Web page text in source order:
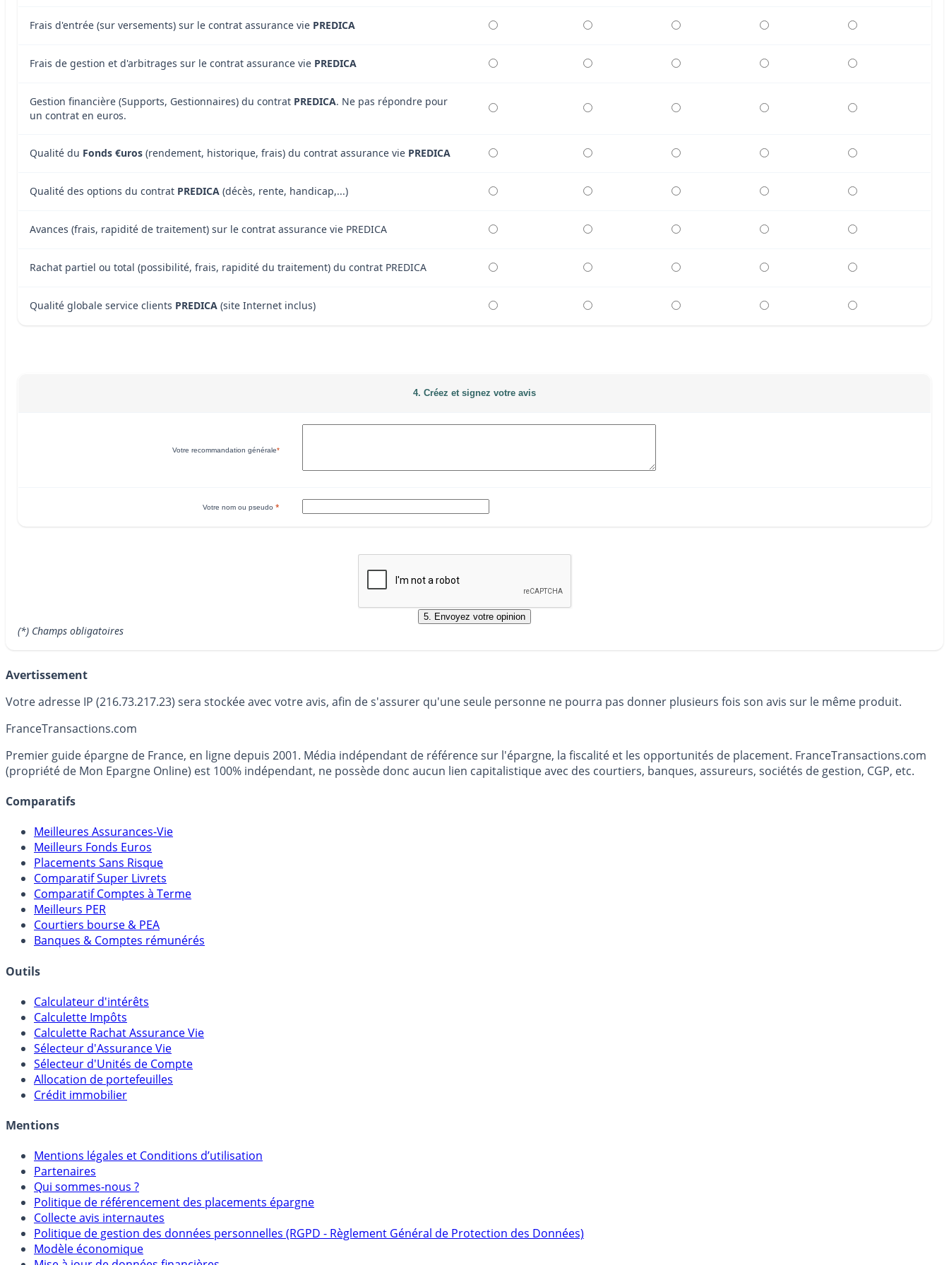
Frais d'entrée (sur versements) sur le contrat assurance vie PREDICA
Frais de gestion et d'arbitrages sur le contrat assurance vie PREDICA
Gestion financière (Supports, Gestionnaires) du contrat PREDICA. Ne pas répondre pour
un contrat en euros.
Qualité du Fonds €uros (rendement, historique, frais) du contrat assurance vie PREDICA
Qualité des options du contrat PREDICA (décès, rente, handicap,...)
Avances (frais, rapidité de traitement) sur le contrat assurance vie PREDICA
Rachat partiel ou total (possibilité, frais, rapidité du traitement) du contrat PREDICA
Qualité globale service clients PREDICA (site Internet inclus)
4. Créez et signez votre avis
Votre recommandation générale*
Votre nom ou pseudo *
(*) Champs obligatoires
Avertissement
Votre adresse IP (216.73.217.23) sera stockée avec votre avis, afin de s'assurer qu'une seule personne ne pourra pas donner plusieurs fois son avis sur le même produit.
FranceTransactions.com
Premier guide épargne de France, en ligne depuis 2001. Média indépendant de référence sur l'épargne, la fiscalité et les opportunités de placement. FranceTransactions.com
(propriété de Mon Epargne Online) est 100% indépendant, ne possède donc aucun lien capitalistique avec des courtiers, banques, assureurs, sociétés de gestion, CGP, etc.
Comparatifs
Meilleures Assurances-Vie
Meilleurs Fonds Euros
Placements Sans Risque
Comparatif Super Livrets
Comparatif Comptes à Terme
Meilleurs PER
Courtiers bourse & PEA
Banques & Comptes rémunérés
Outils
Calculateur d'intérêts
Calculette Impôts
Calculette Rachat Assurance Vie
Sélecteur d'Assurance Vie
Sélecteur d'Unités de Compte
Allocation de portefeuilles
Crédit immobilier
Mentions
Mentions légales et Conditions d’utilisation
Partenaires
Qui sommes-nous ?
Politique de référencement des placements épargne
Collecte avis internautes
Politique de gestion des données personnelles (RGPD - Règlement Général de Protection des Données)
Modèle économique